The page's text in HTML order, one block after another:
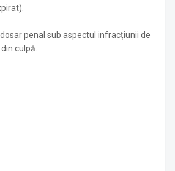
penal sub aspectul infracțiunii de
culpă.